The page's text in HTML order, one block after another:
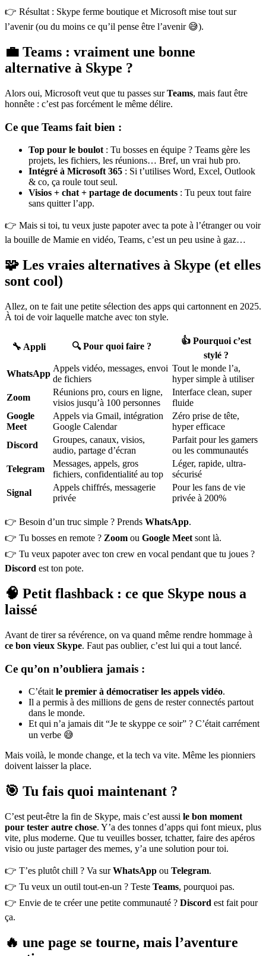
👉 Résultat : Skype ferme boutique et Microsoft mise tout sur
l’avenir (ou du moins ce qu’il pense être l’avenir 😅).
💼 Teams : vraiment une bonne
alternative à Skype ?
Alors oui, Microsoft veut que tu passes surTeams, mais faut être
honnête : c’est pas forcément le même délire.
Ce que Teams fait bien :
Top pour le boulot : Tu bosses en équipe ? Teams gère les
projets, les fichiers, les réunions… Bref, un vrai hub pro.
Intégré à Microsoft 365 : Si t’utilises Word, Excel, Outlook
& co, ça roule tout seul.
Visios + chat + partage de documents : Tu peux tout faire
sans quitter l’app.
👉 Mais si toi, tu veux juste papoter avec ta pote à l’étranger ou voir
la bouille de Mamie en vidéo, Teams, c’est un peu usine à gaz…
🧩 Les vraies alternatives à Skype (et elles
sont cool)
Allez, on te fait une petite sélection des apps qui cartonnent en 2025.
À toi de voir laquelle matche avec ton style.
🔧 Appli 🔍 Pour quoi faire ?
👍 Pourquoi c’est
stylé ?
WhatsApp
Appels vidéo, messages, envoi
de fichiers
Tout le monde l’a,
hyper simple à utiliser
Zoom
Réunions pro, cours en ligne,
visios jusqu’à 100 personnes
Interface clean, super
fluide
Google
Meet
Appels via Gmail, intégration
Google Calendar
Zéro prise de tête,
hyper efficace
Discord
Groupes, canaux, visios,
audio, partage d’écran
Parfait pour les gamers
ou les communautés
Telegram
Messages, appels, gros
fichiers, confidentialité au top
Léger, rapide, ultra-
sécurisé
Signal
Appels chiffrés, messagerie
privée
Pour les fans de vie
privée à 200%
👉 Besoin d’un truc simple ? Prends WhatsApp.
👉 Tu bosses en remote ? Zoom ou Google Meet sont là.
👉 Tu veux papoter avec ton crew en vocal pendant que tu joues ?
Discord est ton pote.
🧠 Petit flashback : ce que Skype nous a
laissé
Avant de tirer sa révérence, on va quand même rendre hommage à
ce bon vieux Skype. Faut pas oublier, c’est lui qui a tout lancé.
Ce qu’on n’oubliera jamais :
C’était le premier à démocratiser les appels vidéo.
Il a permis à des millions de gens de rester connectés partout
dans le monde.
Et qui n’a jamais dit “Je te skyppe ce soir” ? C’était carrément
un verbe 😅
Mais voilà, le monde change, et la tech va vite. Même les pionniers
doivent laisser la place.
🎯 Tu fais quoi maintenant ?
C’est peut-être la fin de Skype, mais c’est aussi le bon moment
pour tester autre chose. Y’a des tonnes d’apps qui font mieux, plus
vite, plus moderne. Que tu veuilles bosser, tchatter, faire des apéros
visio ou juste partager des memes, y’a une solution pour toi.
👉 T’es plutôt chill ? Va surWhatsApp ou Telegram.
👉 Tu veux un outil tout-en-un ? Teste Teams, pourquoi pas.
👉 Envie de te créer une petite communauté ? Discord est fait pour
ça.
🔥 une page se tourne, mais l’aventure